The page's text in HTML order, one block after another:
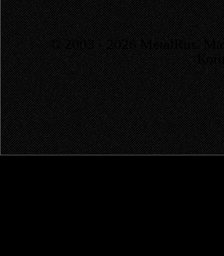
© 2003 - 2026 MetalRus.